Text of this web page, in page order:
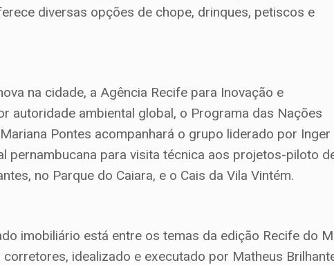
diversas opções de chope, drinques, petiscos e
na cidade, a Agência Recife para Inovação e
autoridade ambiental global, o Programa das Nações
Pontes acompanhará o grupo liderado por Inger
pernambucana para visita técnica aos projetos-piloto
no Parque do Caiara, e o Cais da Vila Vintém.
imobiliário está entre os temas da edição Recife do
idealizado e executado por Matheus